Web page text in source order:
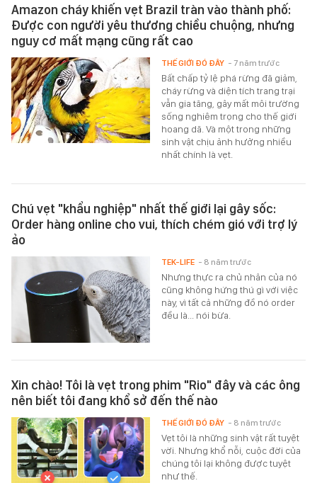
Amazon cháy khiến vẹt Brazil tràn vào thành phố:
Được con người yêu thương chiều chuộng, nhưng
nguy cơ mất mạng cũng rất cao
Bất chấp tỷ lệ phá rừng đã giảm,
cháy rừng và diện tích trang trại
vẫn gia tăng, gây mất môi trường
sống nghiêm trọng cho thế giới
hoang dã. Và một trong những
sinh vật chịu ảnh hưởng nhiều
nhất chính là vẹt.
THẾ GIỚI ĐÓ ĐÂY - 7 năm trước
Chú vẹt "khẩu nghiệp" nhất thế giới lại gây sốc:
Order hàng online cho vui, thích chém gió với trợ lý
ảo
Nhưng thực ra chủ nhân của nó
cũng không hứng thú gì với việc
này, vì tất cả những đồ nó order
đều là... nói bừa.
TEK-LIFE - 8 năm trước
Xin chào! Tôi là vẹt trong phim "Rio" đây và các ông
nên biết tôi đang khổ sở đến thế nào
Vẹt tôi là những sinh vật rất tuyệt
vời. Nhưng khổ nỗi, cuộc đời của
chúng tôi lại không được tuyệt
như thế.
THẾ GIỚI ĐÓ ĐÂY - 8 năm trước